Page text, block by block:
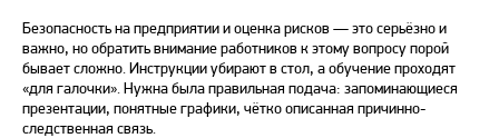
Безопасность на предприятии и оценка рисков — это серьёзно и
важно, но обратить внимание работников к этому вопросу порой
бывает сложно. Инструкции убирают в стол, а обучение проходят
«для галочки». Нужна была правильная подача: запоминающиеся
презентации, понятные графики, чётко описанная причинно-
следственная связь.